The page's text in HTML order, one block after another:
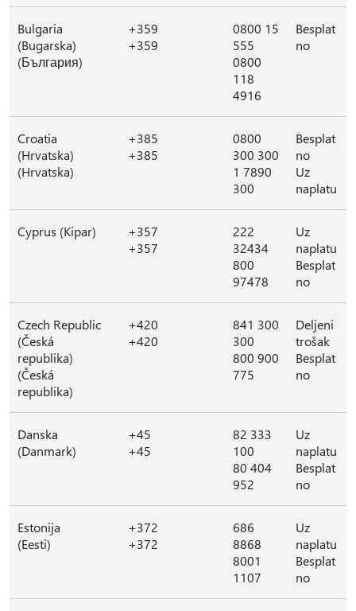
Bulgaria
(Bugarska)
(България)
+359
+359
0800 15
555
0800
118
4916
Besplat
no
Croatia
(Hrvatska)
(Hrvatska)
+385
+385
0800
300 300
1 7890
300
Besplat
no
Uz
naplatu
Cyprus (Kipar)
+357
+357
222
32434
800
97478
Uz
naplatu
Besplat
no
Czech Republic
(Česká
republika)
(Česká
republika)
+420
+420
841 300
300
800 900
775
Deljeni
trošak
Besplat
no
Danska
(Danmark)
+45
+45
82 333
100
80 404
952
Uz
naplatu
Besplat
no
Estonija
(Eesti)
+372
+372
686
8868
8001
1107
Uz
naplatu
Besplat
no